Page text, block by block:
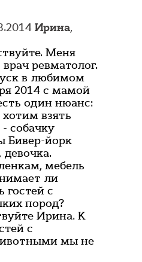
Ирина,
Меня
ревматолог.
в любимом
2014 с мамой
один нюанс:
взять
собачку
Бивер-йорк
девочка.
мебель
ли
гостей с
пород?
Ирина. К
с
мы не